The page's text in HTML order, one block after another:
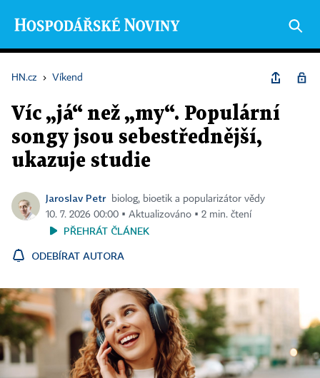
HN.cz › Víkend
Víc „já“ než „my“. Populární
songy jsou sebestřednější,
ukazuje studie
Jaroslav Petr
biolog, bioetik a popularizátor vědy
10. 7. 2026 00:00 ▪ Aktualizováno ▪ 2 min. čtení
PŘEHRÁT ČLÁNEK
ODEBÍRAT AUTORA